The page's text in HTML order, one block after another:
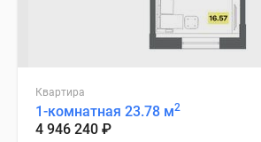
Квартира
1-комнатная 23.78 м2
4 946 240 ₽